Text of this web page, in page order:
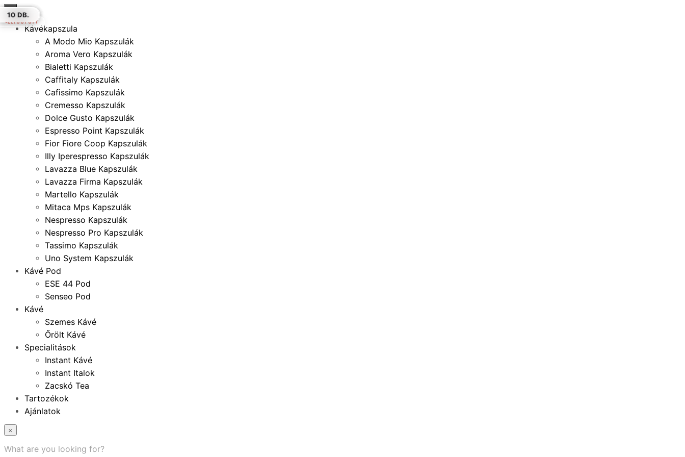
×
Kávékapszula
A Modo Mio Kapszulák
Aroma Vero Kapszulák
Bialetti Kapszulák
Caffitaly Kapszulák
Cafissimo Kapszulák
Cremesso Kapszulák
Dolce Gusto Kapszulák
Espresso Point Kapszulák
Fior Fiore Coop Kapszulák
Illy Iperespresso Kapszulák
Lavazza Blue Kapszulák
Lavazza Firma Kapszulák
Martello Kapszulák
Mitaca Mps Kapszulák
Nespresso Kapszulák
Nespresso Pro Kapszulák
Tassimo Kapszulák
Uno System Kapszulák
Kávé Pod
ESE 44 Pod
Senseo Pod
Kávé
Szemes Kávé
Őrölt Kávé
Specialitások
Instant Kávé
Instant Italok
Zacskó Tea
Tartozékok
Ajánlatok
×
What are you looking for?
10 DB.
10 DB.
20 DB.
10 DB.
ELFOGYOTT
18 DB.
50 DB.
10 DB.